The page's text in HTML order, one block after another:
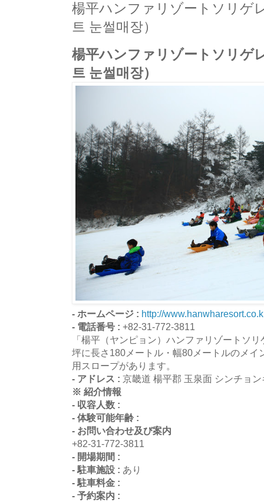
楊平ハンファリゾートソリゲ
트 눈썰매장）
楊平ハンファリゾートソリゲ
트 눈썰매장）
- ホームページ : http://
- 電話番号 : +82-31-772-3811
「楊平（ヤンピョン）ハンファリゾートソ
坪に長さ180メートル・幅80メートルのメイ
用スロープがあります。
- アドレス : 京畿道 楊平郡 玉泉面 シンチョ
※ 紹介情報
- 収容人数 :
- 体験可能年齢 :
- お問い合わせ及び案内
+82-31-772-3811
- 開場期間 :
- 駐車施設 : あり
- 駐車料金 :
- 予約案内 :